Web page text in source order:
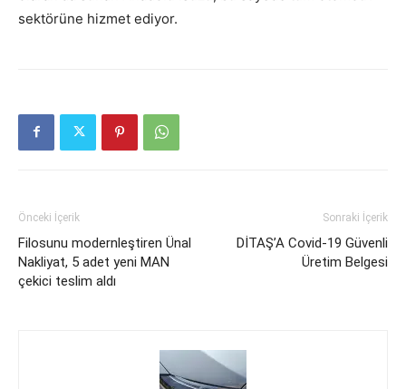
sektörüne hizmet ediyor.
Önceki İçerik
Filosunu modernleştiren Ünal
Nakliyat, 5 adet yeni MAN
çekici teslim aldı
Sonraki İçerik
DİTAŞ’A Covid-19 Güvenli
Üretim Belgesi